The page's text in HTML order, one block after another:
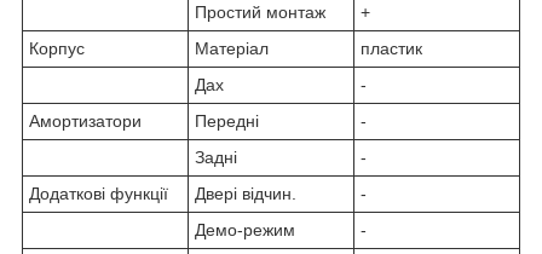
Простий монтаж
+
Корпус
Матеріал
пластик
Дах
-
Амортизатори
Передні
-
Задні
-
Додаткові функції
Двері відчин.
-
Демо-режим
-